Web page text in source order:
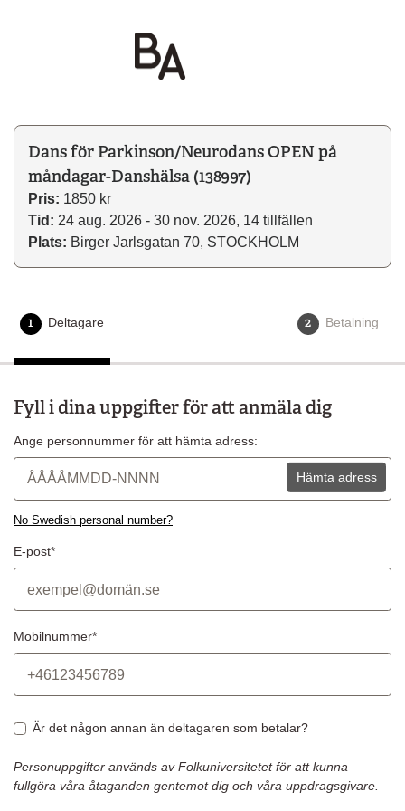
Dans för Parkinson/Neurodans OPEN på
måndagar-Danshälsa (138997)
Pris: 1850 kr
Tid: 24 aug. 2026 - 30 nov. 2026, 14 tillfällen
Plats: Birger Jarlsgatan 70, STOCKHOLM
1 Aktuellt steg
Deltagare 2 Betalning
Fyll i dina uppgifter för att anmäla dig
Ange personnummer för att hämta adress:
Hämta adress
No Swedish personal number?
E-post*
Mobilnummer*
Är det någon annan än deltagaren som betalar?
Personuppgifter används av Folkuniversitetet för att kunna
fullgöra våra åtaganden gentemot dig och våra uppdragsgivare.